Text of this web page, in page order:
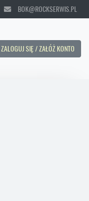
BOK@ROCKSERWIS.PL
ZALOGUJ SIĘ / ZAŁÓŻ KONTO